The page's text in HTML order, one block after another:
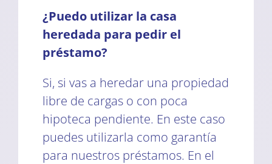
¿Puedo utilizar la casa
heredada para pedir el
préstamo?
Si, si vas a heredar una propiedad
libre de cargas o con poca
hipoteca pendiente. En este caso
puedes utilizarla como garantía
para nuestros préstamos. En el